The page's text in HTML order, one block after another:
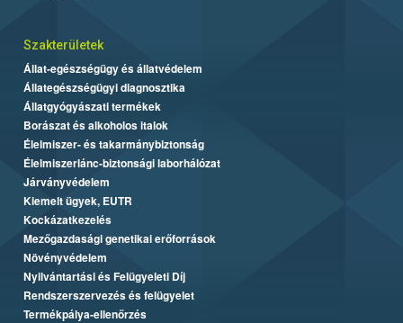
Szakterületek
Állat-egészségügy és állatvédelem
Állategészségügyi diagnosztika
Állatgyógyászati termékek
Borászat és alkoholos italok
Élelmiszer- és takarmánybiztonság
Élelmiszerlánc-biztonsági laborhálózat
Járványvédelem
Kiemelt ügyek, EUTR
Kockázatkezelés
Mezőgazdasági genetikai erőforrások
Növényvédelem
Nyilvántartási és Felügyeleti Díj
Rendszerszervezés és felügyelet
Termékpálya-ellenőrzés